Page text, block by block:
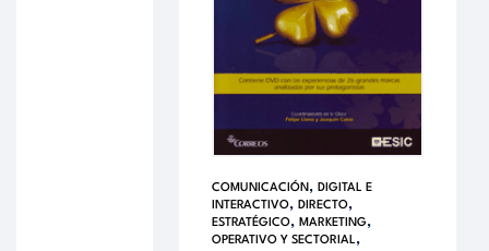
COMUNICACIÓN, DIGITAL E
INTERACTIVO, DIRECTO,
ESTRATÉGICO, MARKETING,
OPERATIVO Y SECTORIAL,